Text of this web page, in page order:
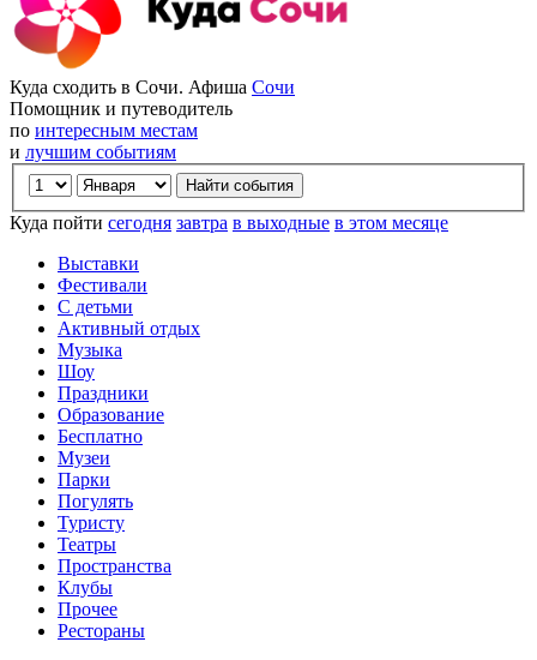
Куда сходить в Сочи. Афиша Сочи
Помощник и путеводитель
по интересным местам
и лучшим событиям
Куда пойти сегодня завтра в выходные в этом месяце
Выставки
Фестивали
С детьми
Активный отдых
Музыка
Шоу
Праздники
Образование
Бесплатно
Музеи
Парки
Погулять
Туристу
Театры
Пространства
Клубы
Прочее
Рестораны